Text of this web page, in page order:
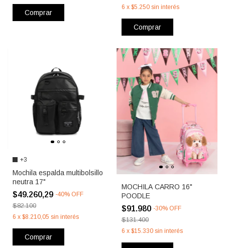
Comprar
6 x $5.250 sin interés
Comprar
+3
Mochila espalda multibolsillo
neutra 17"
$49.260,29 -40% OFF
$82.100
6 x $8.210,05 sin interés
Comprar
MOCHILA CARRO 16"
POODLE
$91.980 -30% OFF
$131.400
6 x $15.330 sin interés